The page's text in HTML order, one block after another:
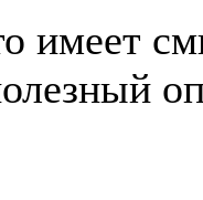
имеет